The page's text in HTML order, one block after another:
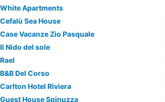
White Apartments
Cefalù Sea House
Case Vacanze Zio Pasquale
Il Nido del sole
Rael
B&B Del Corso
Carlton Hotel Riviera
Guest House Spinuzza